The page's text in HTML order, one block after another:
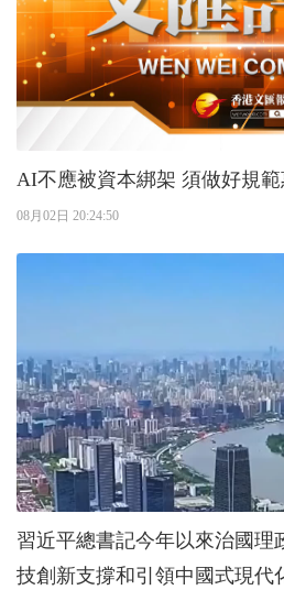
AI不應被資本綁架 須
08月02日 20:24:50
習近平總書記今年以來治國理
技創新支撐和引領中國式現代